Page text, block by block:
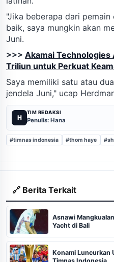
"Jika beberapa dari
baik, saya mungkin akan
Juni.
>>> Akamai Technologies
Triliun untuk Perkuat
Saya memiliki satu atau
jendela Juni," ucap
H
TIM REDAKSI
Penulis: Hana
#timnas indonesia #thom haye
🔗 Berita Terkait
Asnawi
Yacht di Bali
Konami Luncurkan